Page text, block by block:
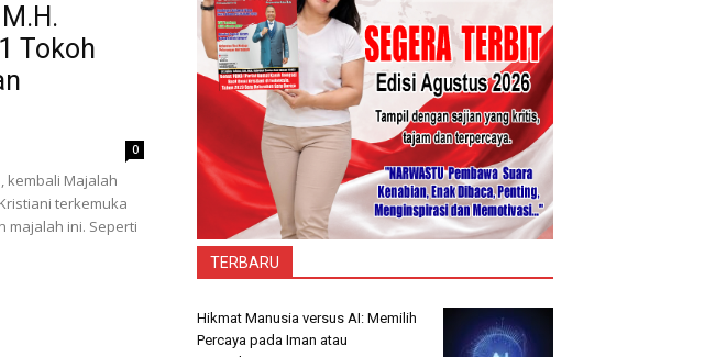
Tokoh
0
kembali Majalah
terkemuka
majalah ini. Seperti
TERBARU
Hikmat Manusia versus AI: Memilih
Percaya pada Iman atau